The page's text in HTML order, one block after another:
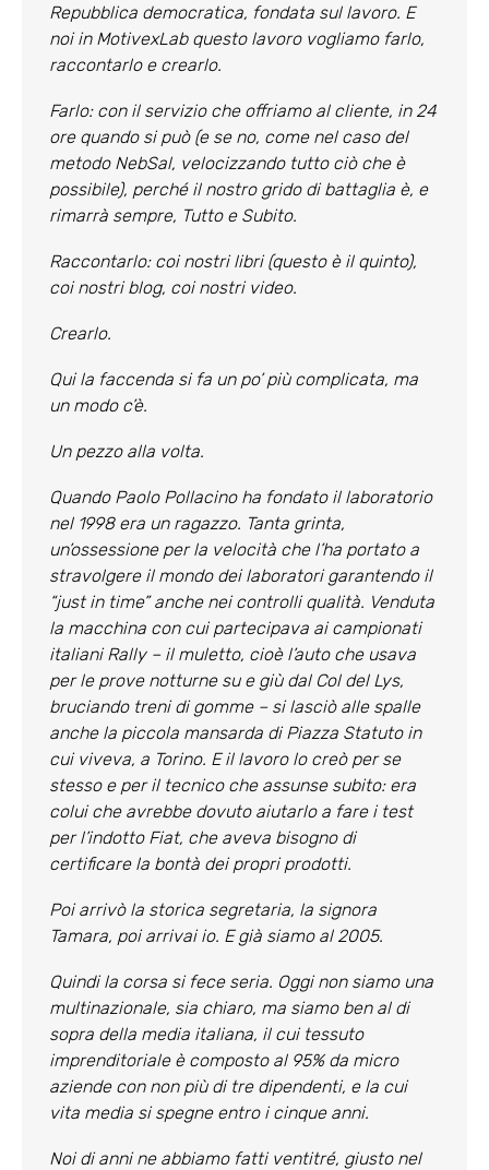
Repubblica democratica, fondata sul lavoro. E
noi in MotivexLab questo lavoro vogliamo farlo,
raccontarlo e crearlo.
Farlo: con il servizio che offriamo al cliente, in 24
ore quando si può (e se no, come nel caso del
metodo NebSal, velocizzando tutto ciò che è
possibile), perché il nostro grido di battaglia è, e
rimarrà sempre, Tutto e Subito.
Raccontarlo: coi nostri libri (questo è il quinto),
coi nostri blog, coi nostri video.
Crearlo.
Qui la faccenda si fa un po’ più complicata, ma
un modo c’è.
Un pezzo alla volta.
Quando Paolo Pollacino ha fondato il laboratorio
nel 1998 era un ragazzo. Tanta grinta,
un’ossessione per la velocità che l’ha portato a
stravolgere il mondo dei laboratori garantendo il
“just in time” anche nei controlli qualità. Venduta
la macchina con cui partecipava ai campionati
italiani Rally – il muletto, cioè l’auto che usava
per le prove notturne su e giù dal Col del Lys,
bruciando treni di gomme – si lasciò alle spalle
anche la piccola mansarda di Piazza Statuto in
cui viveva, a Torino. E il lavoro lo creò per se
stesso e per il tecnico che assunse subito: era
colui che avrebbe dovuto aiutarlo a fare i test
per l’indotto Fiat, che aveva bisogno di
certificare la bontà dei propri prodotti.
Poi arrivò la storica segretaria, la signora
Tamara, poi arrivai io. E già siamo al 2005.
Quindi la corsa si fece seria. Oggi non siamo una
multinazionale, sia chiaro, ma siamo ben al di
sopra della media italiana, il cui tessuto
imprenditoriale è composto al 95% da micro
aziende con non più di tre dipendenti, e la cui
vita media si spegne entro i cinque anni.
Noi di anni ne abbiamo fatti ventitré, giusto nel